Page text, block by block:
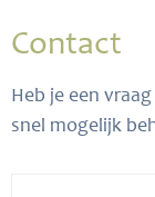
Contact
Heb je een
snel mogelijk